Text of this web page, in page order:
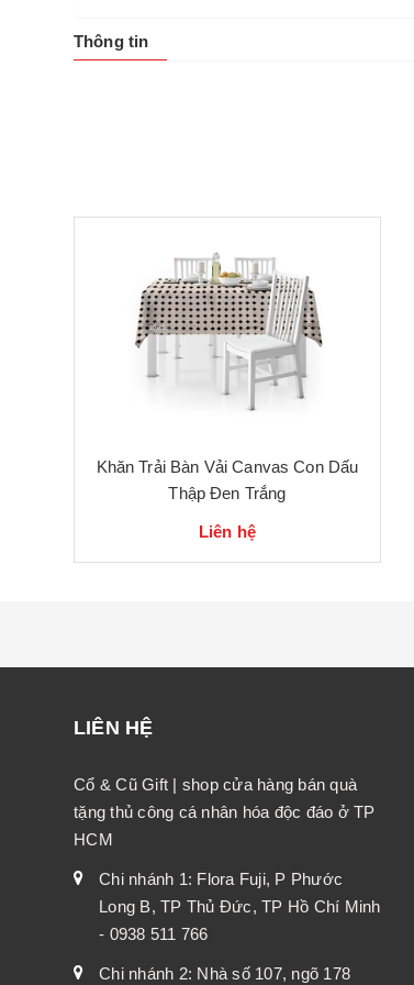
Thông tin
Khăn Trải Bàn Vải Canvas Con Dấu
Thập Đen Trắng
Liên hệ
LIÊN HỆ
Cổ & Cũ Gift | shop cửa hàng bán quà
tặng thủ công cá nhân hóa độc đáo ở TP
HCM
Chi nhánh 1: Flora Fuji, P Phước
Long B, TP Thủ Đức, TP Hồ Chí Minh
- 0938 511 766
Chi nhánh 2: Nhà số 107, ngõ 178